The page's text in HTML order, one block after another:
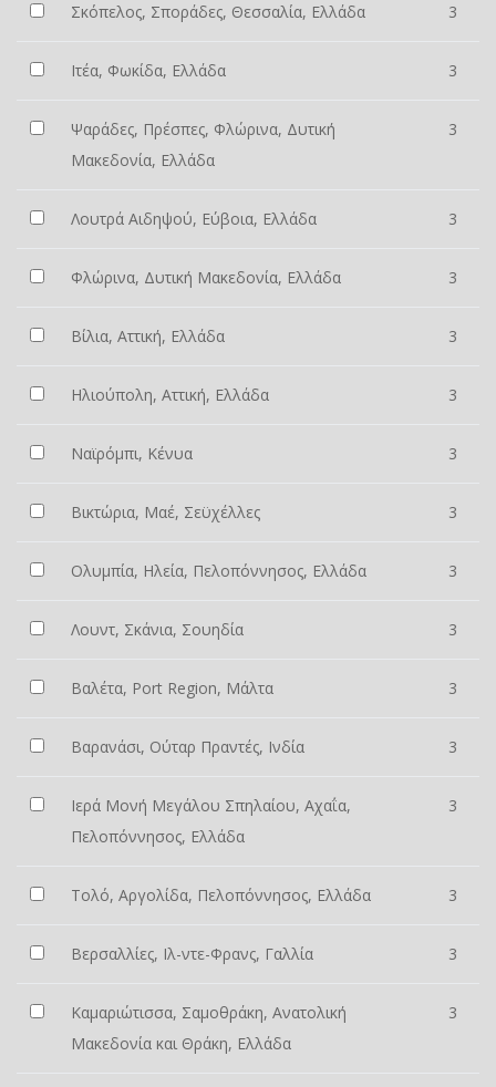
Σκόπελος, Σποράδες, Θεσσαλία, Ελλάδα 3
Ιτέα, Φωκίδα, Ελλάδα 3
Ψαράδες, Πρέσπες, Φλώρινα, Δυτική
Μακεδονία, Ελλάδα
3
Λουτρά Αιδηψού, Εύβοια, Ελλάδα 3
Φλώρινα, Δυτική Μακεδονία, Ελλάδα 3
Βίλια, Αττική, Ελλάδα 3
Ηλιούπολη, Αττική, Ελλάδα 3
Ναϊρόμπι, Κένυα 3
Βικτώρια, Μαέ, Σεϋχέλλες 3
Ολυμπία, Ηλεία, Πελοπόννησος, Ελλάδα 3
Λουντ, Σκάνια, Σουηδία 3
Βαλέτα, Port Region, Μάλτα 3
Βαρανάσι, Ούταρ Πραντές, Ινδία 3
Ιερά Μονή Μεγάλου Σπηλαίου, Αχαΐα,
Πελοπόννησος, Ελλάδα
3
Τολό, Αργολίδα, Πελοπόννησος, Ελλάδα 3
Βερσαλλίες, Ιλ-ντε-Φρανς, Γαλλία 3
Καμαριώτισσα, Σαμοθράκη, Ανατολική
Μακεδονία και Θράκη, Ελλάδα
3